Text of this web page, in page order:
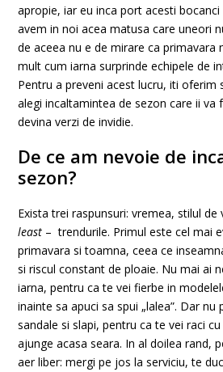
apropie, iar eu inca port acesti
avem in noi acea matusa care uneori
de aceea nu e de mirare ca primavara
mult cum iarna surprinde echipele de
Pentru a preveni acest lucru, iti oferim
alegi incaltamintea de sezon care ii va
devina verzi de invidie.
De ce am nevoie de
sezon?
Exista trei raspunsuri: vremea, stilul de
least – trendurile. Primul este cel mai
primavara si toamna, ceea ce
si riscul constant de ploaie. Nu mai ai
iarna, pentru ca te vei fierbe in
inainte sa apuci sa spui „lalea”. Dar nu
sandale si slapi, pentru ca te vei raci
ajunge acasa seara. In al doilea rand,
aer liber: mergi pe jos la serviciu, te